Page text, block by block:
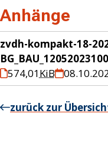
Anhänge
zvdh-kompakt-18-
574,01KiB
zurück zur